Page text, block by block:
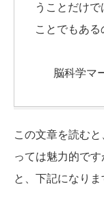
うことだけ
ことでもある
脳科学マ
この文章を読む
っては魅力的で
と、下記になりま